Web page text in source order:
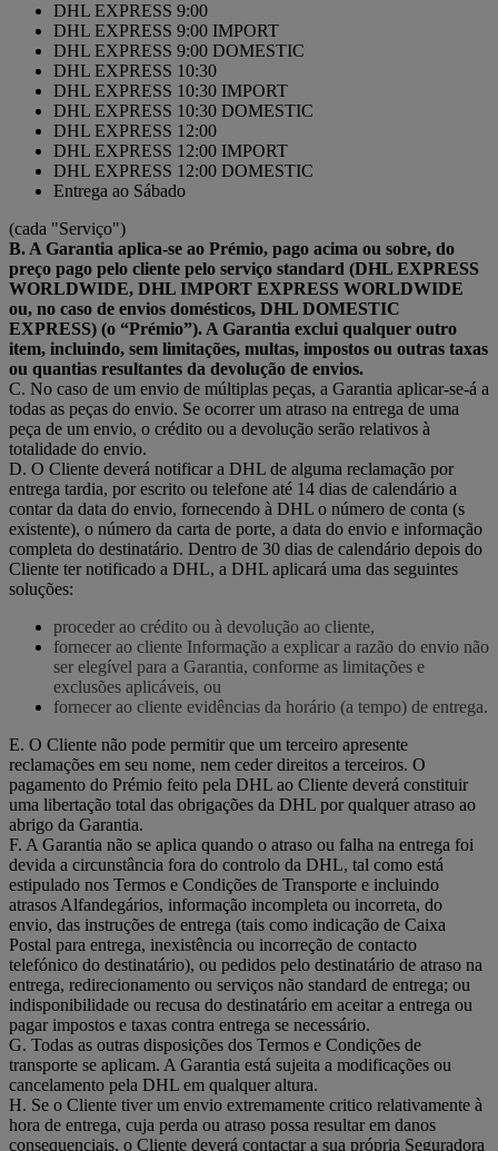
DHL EXPRESS 9:00
DHL EXPRESS 9:00 IMPORT
DHL EXPRESS 9:00 DOMESTIC
DHL EXPRESS 10:30
DHL EXPRESS 10:30 IMPORT
DHL EXPRESS 10:30 DOMESTIC
DHL EXPRESS 12:00
DHL EXPRESS 12:00 IMPORT
DHL EXPRESS 12:00 DOMESTIC
Entrega ao Sábado
(cada "Serviço")
B. A Garantia aplica-se ao Prémio, pago acima ou sobre, do
preço pago pelo cliente pelo serviço standard (DHL EXPRESS
WORLDWIDE, DHL IMPORT EXPRESS WORLDWIDE
ou, no caso de envios domésticos, DHL DOMESTIC
EXPRESS) (o “Prémio”). A Garantia exclui qualquer outro
item, incluindo, sem limitações, multas, impostos ou outras taxas
ou quantias resultantes da devolução de envios.
C. No caso de um envio de múltiplas peças, a Garantia aplicar-se-á a
todas as peças do envio. Se ocorrer um atraso na entrega de uma
peça de um envio, o crédito ou a devolução serão relativos à
totalidade do envio.
D. O Cliente deverá notificar a DHL de alguma reclamação por
entrega tardia, por escrito ou telefone até 14 dias de calendário a
contar da data do envio, fornecendo à DHL o número de conta (s
existente), o número da carta de porte, a data do envio e informação
completa do destinatário. Dentro de 30 dias de calendário depois do
Cliente ter notificado a DHL, a DHL aplicará uma das seguintes
soluções:
proceder ao crédito ou à devolução ao cliente,
fornecer ao cliente Informação a explicar a razão do envio não
ser elegível para a Garantia, conforme as limitações e
exclusões aplicáveis, ou
fornecer ao cliente evidências da horário (a tempo) de entrega.
E. O Cliente não pode permitir que um terceiro apresente
reclamações em seu nome, nem ceder direitos a terceiros. O
pagamento do Prémio feito pela DHL ao Cliente deverá constituir
uma libertação total das obrigações da DHL por qualquer atraso ao
abrigo da Garantia.
F. A Garantia não se aplica quando o atraso ou falha na entrega foi
devida a circunstância fora do controlo da DHL, tal como está
estipulado nos Termos e Condições de Transporte e incluindo
atrasos Alfandegários, informação incompleta ou incorreta, do
envio, das instruções de entrega (tais como indicação de Caixa
Postal para entrega, inexistência ou incorreção de contacto
telefónico do destinatário), ou pedidos pelo destinatário de atraso na
entrega, redirecionamento ou serviços não standard de entrega; ou
indisponibilidade ou recusa do destinatário em aceitar a entrega ou
pagar impostos e taxas contra entrega se necessário.
G. Todas as outras disposições dos Termos e Condições de
transporte se aplicam. A Garantia está sujeita a modificações ou
cancelamento pela DHL em qualquer altura.
H. Se o Cliente tiver um envio extremamente critico relativamente à
hora de entrega, cuja perda ou atraso possa resultar em danos
consequenciais, o Cliente deverá contactar a sua própria Seguradora